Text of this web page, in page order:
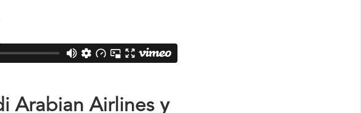
Arabian Airlines y